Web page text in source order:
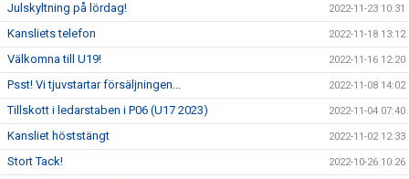
Julskyltning på lördag! 2022-11-23 10:31
Kansliets telefon 2022-11-18 13:12
Välkomna till U19! 2022-11-16 12:20
Psst! Vi tjuvstartar försäljningen... 2022-11-08 14:02
Tillskott i ledarstaben i P06 (U17 2023) 2022-11-04 07:40
Kansliet höststängt 2022-11-02 12:33
Stort Tack! 2022-10-26 10:26